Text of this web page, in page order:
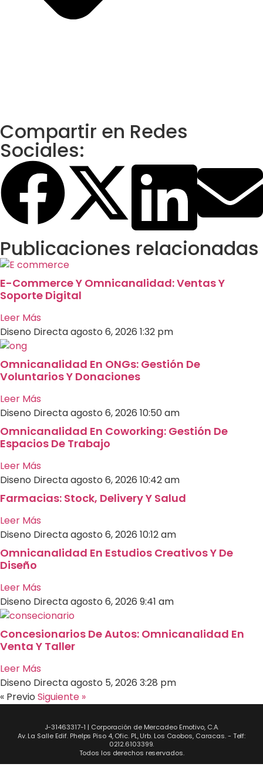
Compartir en Redes
Sociales:
Publicaciones relacionadas
E-Commerce Y Omnicanalidad: Ventas Y
Soporte Digital
Leer Más
Diseno Directaagosto 6, 2026 1:32 pm
Omnicanalidad En ONGs: Gestión De
Voluntarios Y Donaciones
Leer Más
Diseno Directaagosto 6, 2026 10:50 am
Omnicanalidad En Coworking: Gestión De
Espacios De Trabajo
Leer Más
Diseno Directaagosto 6, 2026 10:42 am
Farmacias: Stock, Delivery Y Salud
Leer Más
Diseno Directaagosto 6, 2026 10:12 am
Omnicanalidad En Estudios Creativos Y De
Diseño
Leer Más
Diseno Directaagosto 6, 2026 9:41 am
Concesionarios De Autos: Omnicanalidad En
Venta Y Taller
Leer Más
Diseno Directaagosto 5, 2026 3:28 pm
« Previo Siguiente »
J-31463317-1 | Corporación de Mercadeo Emotivo, C.A.
Av. La Salle Edif. Phelps Piso 4, Ofic. PL, Urb. Los Caobos, Caracas. - Telf:
0212.6103399.
Todos los derechos reservados.